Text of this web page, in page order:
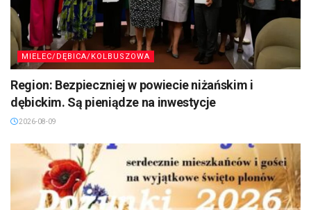
MIELEC/DĘBICA/KOLBUSZOWA
Region: Bezpieczniej w powiecie niżańskim i
dębickim. Są pieniądze na inwestycje
2026-08-09